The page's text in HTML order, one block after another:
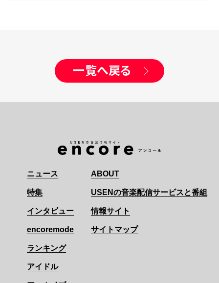
一覧へ戻る
ニュース
特集
インタビュー
encoremode
ランキング
アイドル
ABOUT
USENの音楽配信サービスと番組
情報サイト
サイトマップ